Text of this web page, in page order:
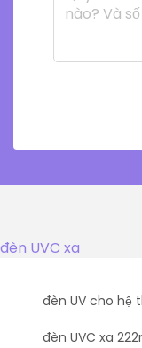
đèn UVC xa
đèn UV cho hệ
đèn UVC xa